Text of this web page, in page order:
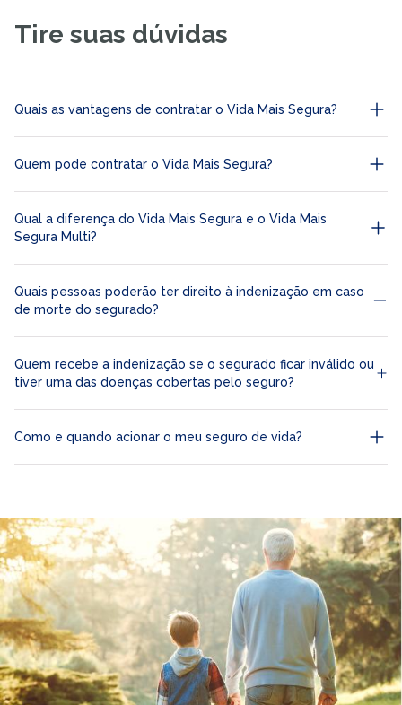
Tire suas dúvidas
Quais as vantagens de contratar o Vida Mais Segura?
Quem pode contratar o Vida Mais Segura?
Qual a diferença do Vida Mais Segura e o Vida Mais
Segura Multi?
Quais pessoas poderão ter direito à indenização em caso
de morte do segurado?
Quem recebe a indenização se o segurado ficar inválido ou
tiver uma das doenças cobertas pelo seguro?
Como e quando acionar o meu seguro de vida?